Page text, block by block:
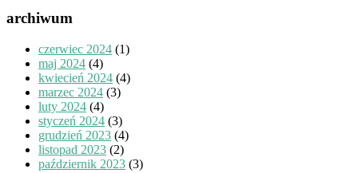
archiwum
czerwiec 2024 (1)
maj 2024 (4)
kwiecień 2024 (4)
marzec 2024 (3)
luty 2024 (4)
styczeń 2024 (3)
grudzień 2023 (4)
listopad 2023 (2)
październik 2023 (3)